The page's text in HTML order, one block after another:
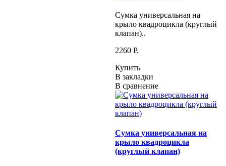
Сумка универсальная на
крыло квадроцикла (круглый
клапан)..
2260 P.
Купить
В закладки
В сравнение
Сумка универсальная на
крыло квадроцикла
(круглый клапан)